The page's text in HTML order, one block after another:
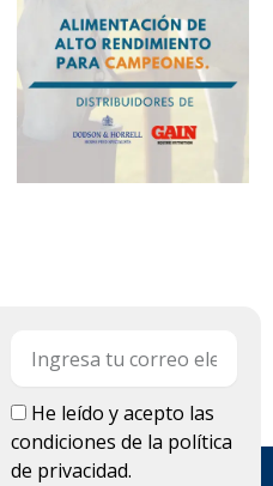
LOPDHe leído y acepto las
condiciones de la política
de privacidad.